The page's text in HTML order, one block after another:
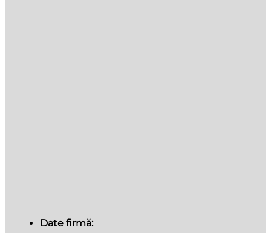
Date firmă: